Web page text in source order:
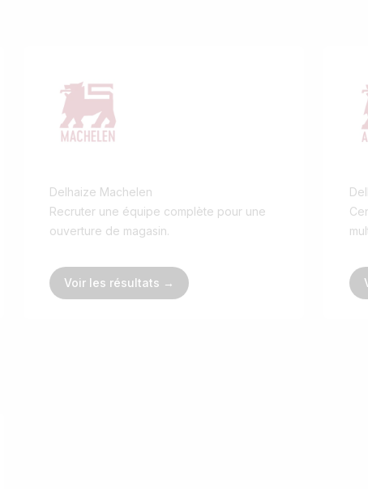
Delhaize Machelen
Recruter une équipe complète pour une
ouverture de magasin.
Voir les résultats →